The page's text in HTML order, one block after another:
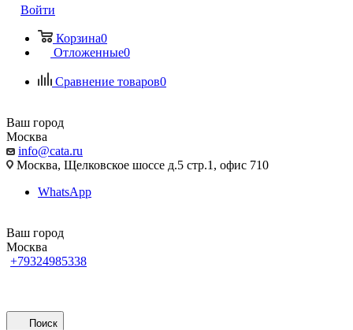
Войти
Корзина0
Отложенные0
Сравнение товаров0
Ваш город
Москва
info@cata.ru
Москва, Щелковское шоссе д.5 стр.1, офис 710
WhatsApp
Ваш город
Москва
+79324985338
Поиск